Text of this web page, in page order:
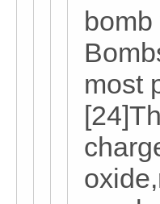
most
oxide,